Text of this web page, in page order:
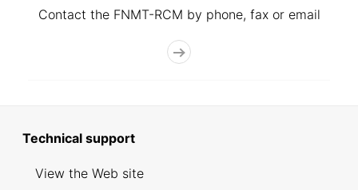
Contact the FNMT-RCM by phone, fax or email
Technical support
View the Web site